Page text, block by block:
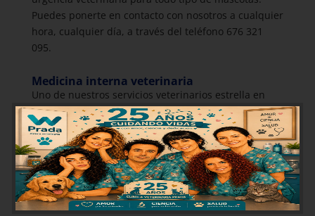
Puedes ponerte en contacto con nosotros a cualquier
hora, cualquier día, a través del teléfono 676 321
095.
Medicina interna veterinaria
Uno de nuestros servicios veterinarios estrella en
Burgos es la medicina interna. Somos especialistas
tanto en cardiología, como en oncología y
traumatología veterinaria. La medicina interna es
una de las especialidades más complejas y delicadas
dentro de la veterinaria, y es muy importante contar
con profesionales con experiencia como los que
tenemos en Prada.